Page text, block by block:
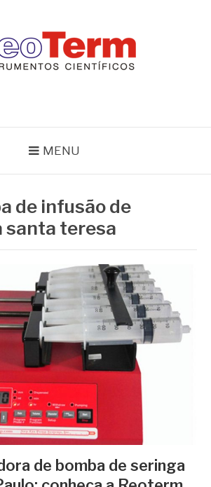
MENU
de infusão de
santa teresa
de bomba de seringa